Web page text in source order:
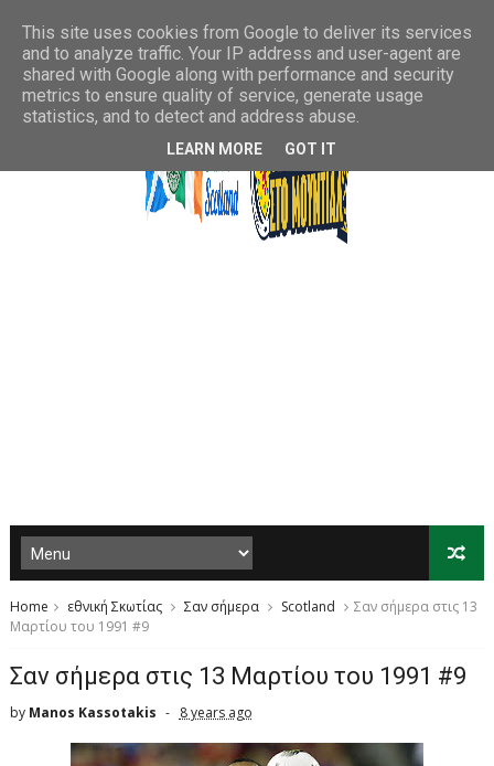
Home εθνική Σκωτίας Σαν σήμερα Scotland
Σαν σήμερα στις 13
Mαρτίου του 1991 #9
Σαν σήμερα στις 13 Mαρτίου του 1991 #9
by Manos Kassotakis 8 years ago
This site uses cookies from Google to deliver its services
and to analyze traffic. Your IP address and user-agent are
shared with Google along with performance and security
metrics to ensure quality of service, generate usage
statistics, and to detect and address abuse.
LEARN MORE GOT IT